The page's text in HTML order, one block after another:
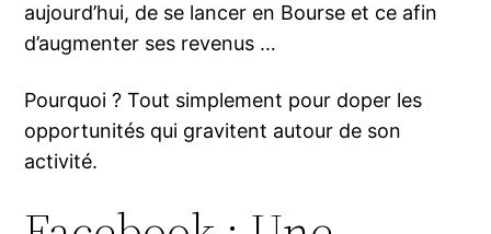
aujourd’hui, de se lancer en Bourse et ce afin
d’augmenter ses revenus …
Pourquoi ? Tout simplement pour doper les
opportunités qui gravitent autour de son
activité.